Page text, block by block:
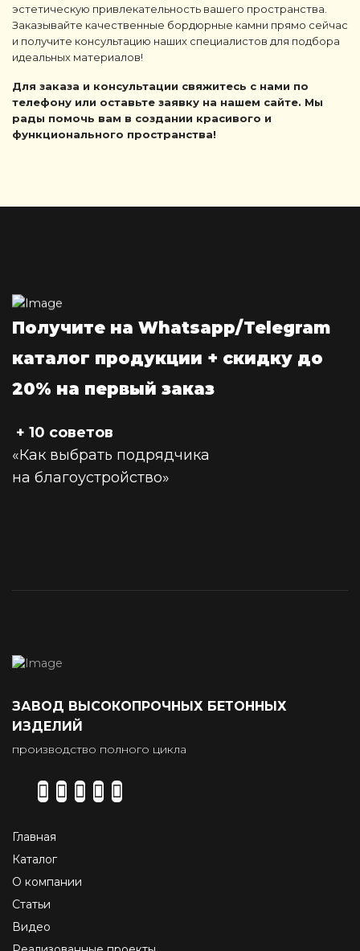
эстетическую привлекательность вашего пространства.
Заказывайте качественные бордюрные камни прямо сейчас
и получите консультацию наших специалистов для подбора
идеальных материалов!
Для заказа и консультации свяжитесь с нами по
телефону или оставьте заявку на нашем сайте. Мы
рады помочь вам в создании красивого и
функционального пространства!
Получите на Whatsapp/Telegram
каталог продукции + скидку до
20% на первый заказ
+ 10 советов
«Как выбрать подрядчика
на благоустройство»
ЗАВОД ВЫСОКОПРОЧНЫХ БЕТОННЫХ
ИЗДЕЛИЙ
производство полного цикла
Главная
Каталог
О компании
Статьи
Видео